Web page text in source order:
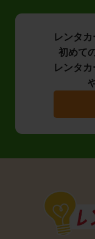
レンタ
初めて
レンタ